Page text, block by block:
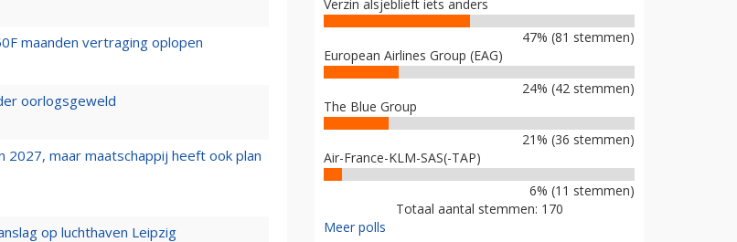
maanden vertraging oplopen
oorlogsgeweld
2027, maar maatschappij heeft ook plan
op luchthaven Leipzig
Verzin alsjeblieft iets anders
47% (81 stemmen)
European Airlines Group (EAG)
24% (42 stemmen)
The Blue Group
21% (36 stemmen)
Air-France-KLM-SAS(-TAP)
6% (11 stemmen)
Totaal aantal stemmen: 170
Meer polls